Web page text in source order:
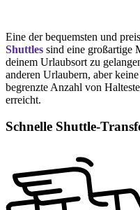
Eine der bequemsten und
Shuttles sind eine großartige
deinem Urlaubsort zu
anderen Urlaubern, aber
begrenzte Anzahl von
erreicht.
Schnelle Shuttle-